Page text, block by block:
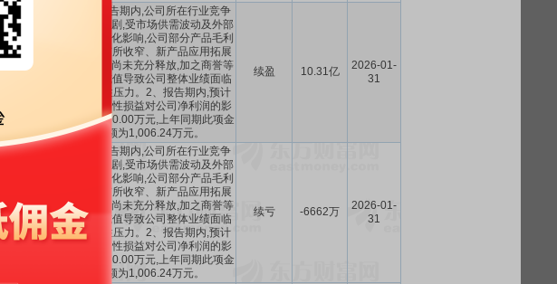
-6.57%
1、报告期内,公司所在行业竞争
持续加剧,受市场供需波动及外部
环境变化影响,公司部分产品毛利
空间有所收窄、新产品应用拓展
的效益尚未充分释放,加之商誉等
资产减值导致公司整体业绩面临
阶段性压力。2、报告期内,预计
非经常性损益对公司净利润的影
响约870.00万元,上年同期此项金
额为1,006.24万元。
续盈 10.31亿
2026-01-
31
-3483.78%
～-2191.94%
1、报告期内,公司所在行业竞争
持续加剧,受市场供需波动及外部
环境变化影响,公司部分产品毛利
空间有所收窄、新产品应用拓展
的效益尚未充分释放,加之商誉等
资产减值导致公司整体业绩面临
阶段性压力。2、报告期内,预计
非经常性损益对公司净利润的影
响约870.00万元,上年同期此项金
额为1,006.24万元。
续亏 -6662万
2026-01-
31